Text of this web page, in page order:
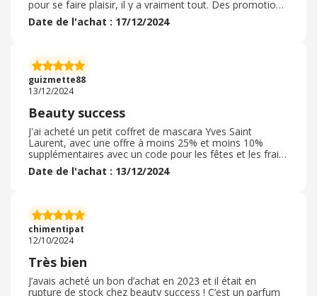
pour se faire plaisir, il y a vraiment tout. Des promotions
sont régulièrement appliquées, donc cela vaut vraiment
le coup, sans se déplacer. Je suis plutôt satisfaite, car
soi-même. Les soins sont également ouverts à l'achat.
Je recommande vivement à tout le monde et ne
manquerait pas de commander de nouveau.
Date de l'achat : 17/12/2024
guizmette88
13/12/2024
Beauty success
J'ai acheté un petit coffret de mascara Yves Saint
Laurent, avec une offre à moins 25% et moins 10%
supplémentaires avec un code pour les fêtes et les frais
de port étaient offerts. J'ai reçu mon colis deux jours
après ma commande, autant dire très rapidement, dans
sapin. Bref, tout était parfait, je recommande vivement
ce site, en plus, le choix de produits y est grand et très
varié. Excellent.
Date de l'achat : 13/12/2024
chimentipat
12/10/2024
Très bien
J’avais acheté un bon d’achat en 2023 et il était en
rupture de stock chez beauty success ! C’est un parfum